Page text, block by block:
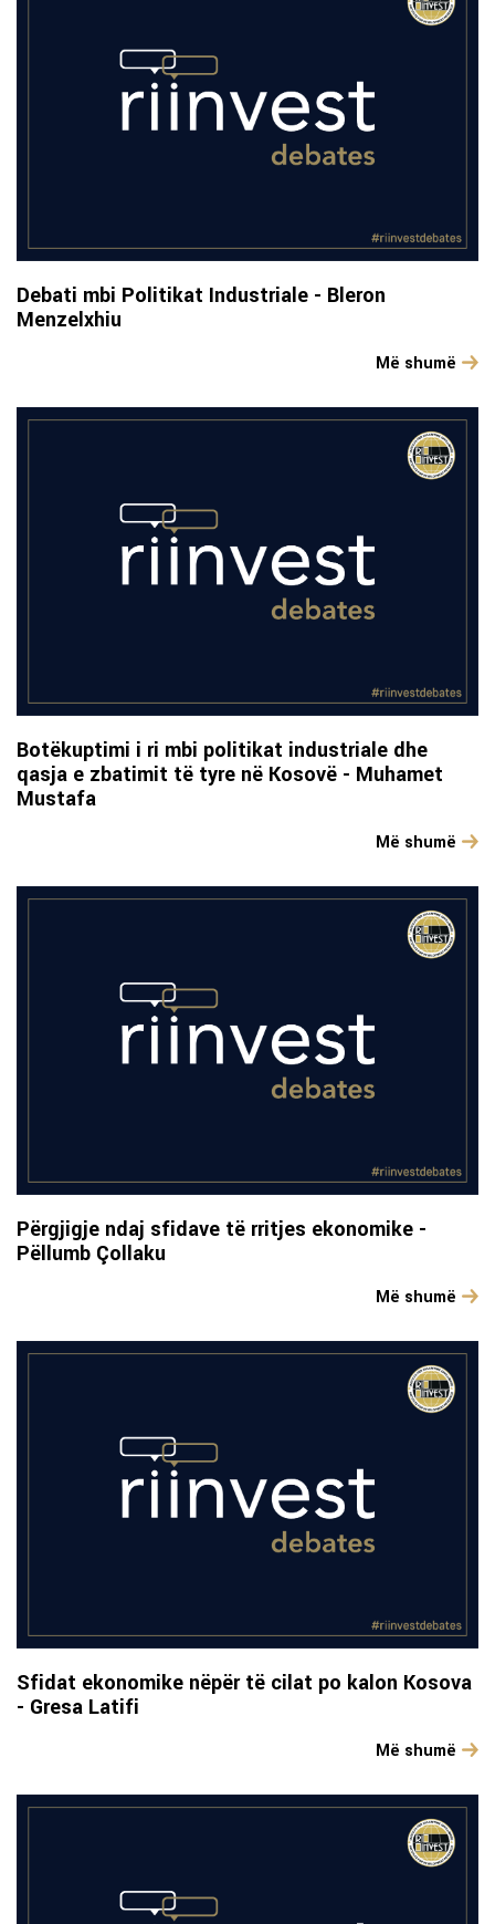
Debati mbi Politikat Industriale - Bleron
Menzelxhiu
Më shumë
Botëkuptimi i ri mbi politikat industriale dhe
qasja e zbatimit të tyre në Kosovë - Muhamet
Mustafa
Më shumë
Përgjigje ndaj sfidave të rritjes ekonomike -
Pëllumb Çollaku
Më shumë
Sfidat ekonomike nëpër të cilat po kalon Kosova
- Gresa Latifi
Më shumë